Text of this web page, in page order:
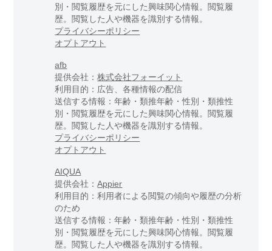
別・閲覧履歴を元にした興味関心情報。閲覧履
歴。閲覧した人や機器を識別する情報。
プライバシーポリシー
オプトアウト
afb
提供会社：株式会社フォーイット
利用目的：広告、各種情報の配信
送信する情報：年齢・類推年齢・性別・類推性
別・閲覧履歴を元にした興味関心情報。閲覧履
歴。閲覧した人や機器を識別する情報。
プライバシーポリシー
オプトアウト
AIQUA
提供会社：Appier
利用目的：利用者による閲覧の傾向や履歴の分析
のため
送信する情報：年齢・類推年齢・性別・類推性
別・閲覧履歴を元にした興味関心情報。閲覧履
歴。閲覧した人や機器を識別する情報。